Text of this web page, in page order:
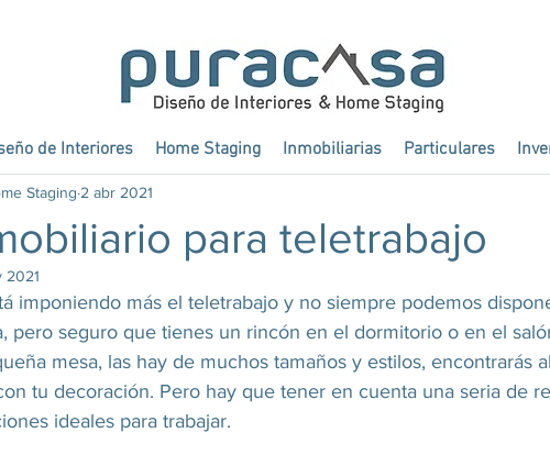
para teletrabajo
Staging 2 abr 2021
2021
imponiendo más el teletrabajo y no siempre podemos
pero seguro que tienes un rincón en el dormitorio o en el
mesa, las hay de muchos tamaños y estilos, encontrarás
tu decoración. Pero hay que tener en cuenta una seria de
ideales para trabajar.
de Interiores Home Staging Inmobiliarias Particulares